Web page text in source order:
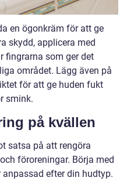
en ögonkräm för att ge
skydd, applicera med
fingrarna som ger det
området. Lägg även på
för att ge huden fukt
smink.
på kvällen
satsa på att rengöra
föroreningar. Börja med
efter din hudtyp.